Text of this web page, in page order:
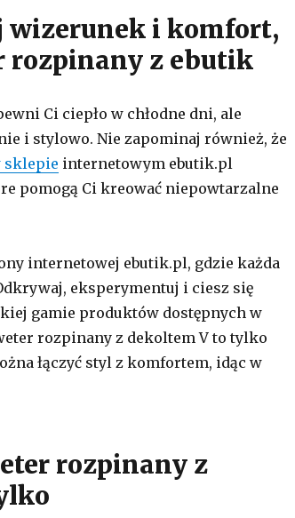
wizerunek i komfort,
rozpinany z ebutik
Ci ciepło w chłodne dni, ale
i stylowo. Nie zapominaj również, że
sklepie internetowym ebutik.pl
pomogą Ci kreować niepowtarzalne
internetowej ebutik.pl, gdzie każda
eksperymentuj i ciesz się
gamie produktów dostępnych w
rozpinany z dekoltem V to tylko
łączyć styl z komfortem, idąc w
rozpinany z